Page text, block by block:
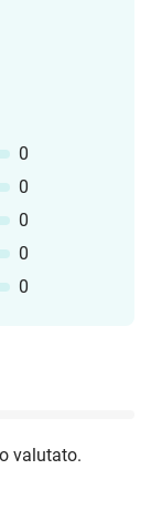
0
0
0
0
0
valutato.